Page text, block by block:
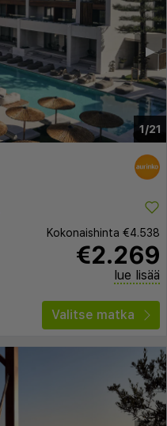
1/21
▶︎
Kokonaishinta €4.538
€2.269
lue lisää
Valitse matka